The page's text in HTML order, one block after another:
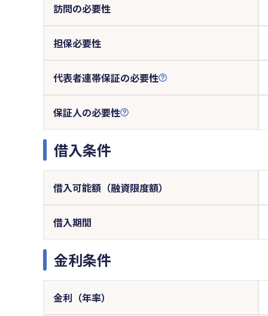
訪問の必要性
担保必要性
代表者連帯保証の必要性
保証人の必要性
借入条件
借入可能額（融資限度額）
借入期間
金利条件
金利（年率）